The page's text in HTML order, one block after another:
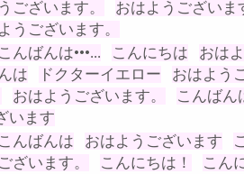
ございます。
おはようございま
うございます。
こんばんは•••... こんにちは
おは
は ドクターイエロー
おはよう
おはようございます。
こんばん
います
こんばんは おはようございます
ざいます。 こんにちは！
こん